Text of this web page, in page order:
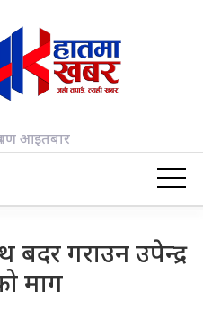
आइतबार
गराउन उपेन्द्र
माग